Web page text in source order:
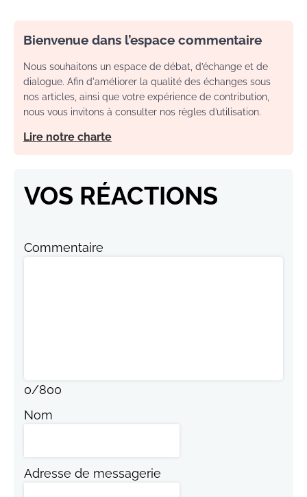
Bienvenue dans l’espace commentaire
Nous souhaitons un espace de débat, d’échange et de
dialogue. Afin d'améliorer la qualité des échanges sous
nos articles, ainsi que votre expérience de contribution,
nous vous invitons à consulter nos règles d’utilisation.
Lire notre charte
VOS RÉACTIONS
Commentaire
0/800
Nom
Adresse de messagerie